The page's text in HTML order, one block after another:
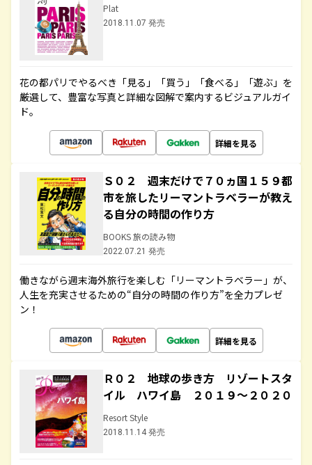
Plat
2018.11.07 発売
花の都パリでやるべき「見る」「買う」「食べる」「遊ぶ」を
厳選して、豊富な写真と詳細な図解で案内するビジュアルガイ
ド。
詳細を見る
Ｓ０２ 週末だけで７０ヵ国１５９都
市を旅したリーマントラベラーが教え
る自分の時間の作り方
BOOKS 旅の読み物
2022.07.21 発売
働きながら週末海外旅行を楽しむ「リーマントラベラー」が、
人生を充実させるための“自分の時間の作り方”を全力プレゼ
ン！
詳細を見る
Ｒ０２ 地球の歩き方 リゾートスタ
イル ハワイ島 ２０１９～２０２０
Resort Style
2018.11.14 発売